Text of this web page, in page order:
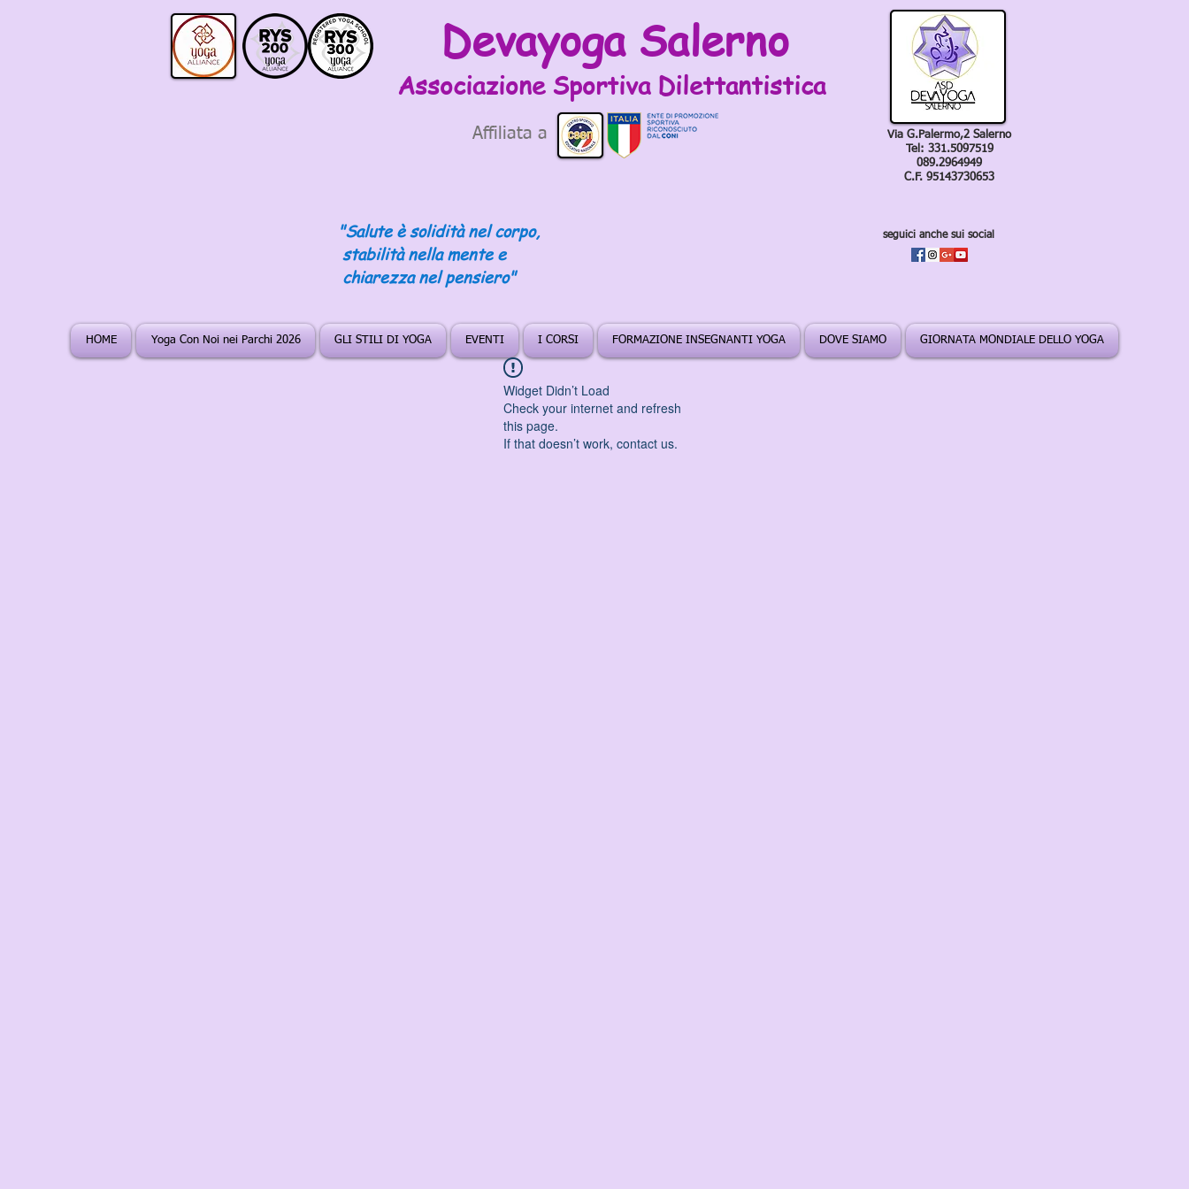
Devayoga Salerno
Associazione Sportiva Dilettantistica
Affiliata a
"Salute è solidità nel corpo,
stabilità nella mente e
chiarezza nel pensiero"
Via G.Palermo,2 Salerno
Tel: 331.5097519
089.2964949
C.F. 95143730653
seguici anche sui social
HOME Yoga Con Noi nei Parchi 2026 GLI STILI DI YOGA EVENTI I CORSI FORMAZIONE INSEGNANTI YOGA DOVE SIAMO GIORNATA MONDIALE DELLO YOGA
Widget Didn’t Load
Check your internet and refresh
this page.
If that doesn’t work, contact us.